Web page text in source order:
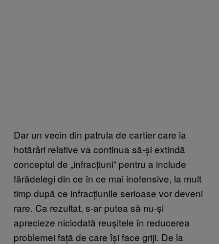
Dar un vecin din patrula de cartier care ia
hotărâri relative va continua să-și extindă
conceptul de „infracțiuni” pentru a include
fărădelegi din ce în ce mai inofensive, la mult
timp după ce infracțiunile serioase vor deveni
rare. Ca rezultat, s-ar putea să nu-și
aprecieze niciodată reușitele în reducerea
problemei față de care își face griji. De la